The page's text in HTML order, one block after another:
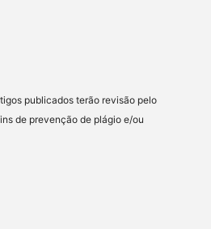
publicados terão revisão pelo
de prevenção de plágio e/ou